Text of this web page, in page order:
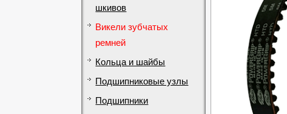
шкивов
Викели зубчатых
ремней
Кольца и шайбы
Подшипниковые узлы
Подшипники